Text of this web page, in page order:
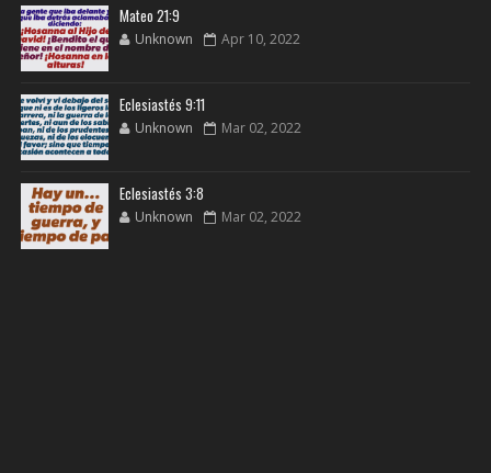
Mateo 21:9
Unknown Apr 10, 2022
Eclesiastés 9:11
Unknown Mar 02, 2022
Eclesiastés 3:8
Unknown Mar 02, 2022